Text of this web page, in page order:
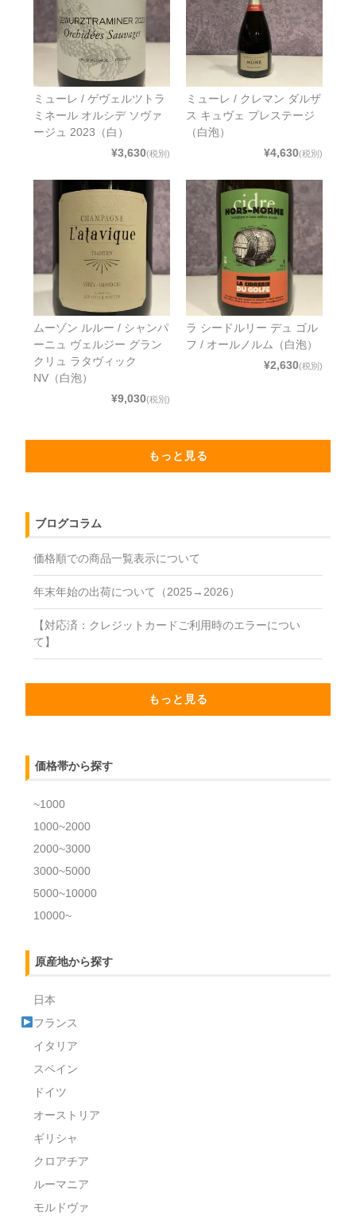
ミューレ / ゲヴェルツトラ
ミネール オルシデ ソヴァ
ージュ 2023（白）
¥3,630(税別)
ミューレ / クレマン ダルザ
ス キュヴェ プレステージ
（白泡）
¥4,630(税別)
ムーゾン ルルー / シャンパ
ーニュ ヴェルジー グラン
クリュ ラタヴィック
NV（白泡）
¥9,030(税別)
ラ シードルリー デュ ゴル
フ / オールノルム（白泡）
¥2,630(税別)
もっと見る
ブログコラム
価格順での商品一覧表示について
年末年始の出荷について（2025→2026）
【対応済：クレジットカードご利用時のエラーについ
て】
もっと見る
価格帯から探す
~1000
1000~2000
2000~3000
3000~5000
5000~10000
10000~
原産地から探す
日本
フランス
イタリア
スペイン
ドイツ
オーストリア
ギリシャ
クロアチア
ルーマニア
モルドヴァ